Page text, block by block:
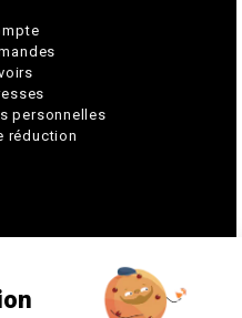
personnelles
réduction
2026